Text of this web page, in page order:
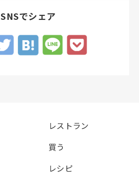
SNSでシェア
レストラン
買う
レシピ